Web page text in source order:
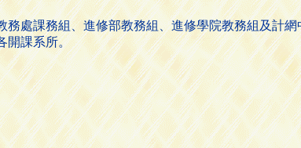
處課務組、進修部教務組、進修學院教務組及計網
開課系所。